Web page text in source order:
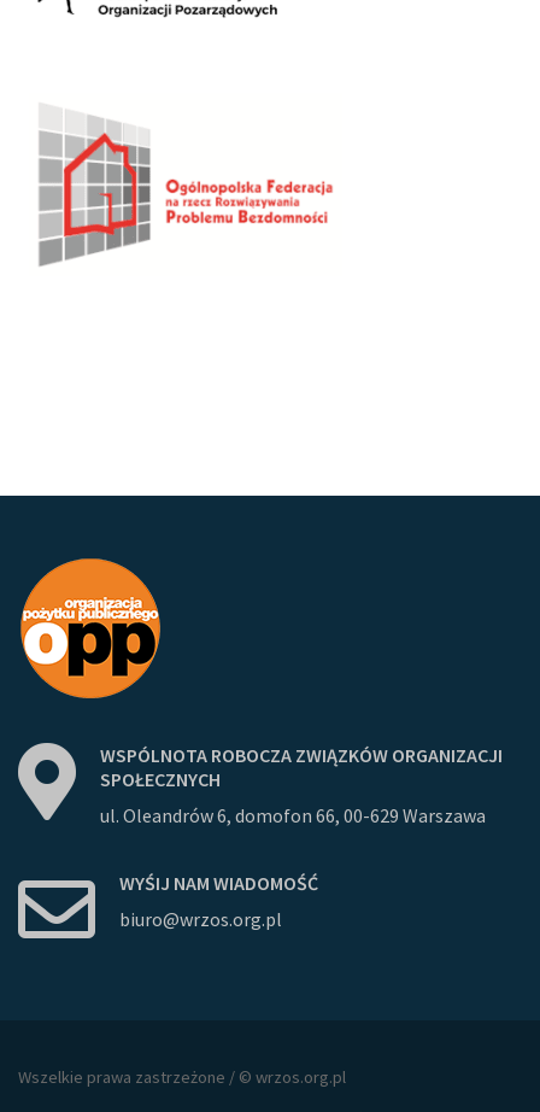
WSPÓLNOTA ROBOCZA ZWIĄZKÓW ORGANIZACJI
SPOŁECZNYCH
ul. Oleandrów 6, domofon 66, 00-629 Warszawa
WYŚIJ NAM WIADOMOŚĆ
biuro@wrzos.org.pl
Wszelkie prawa zastrzeżone / © wrzos.org.pl